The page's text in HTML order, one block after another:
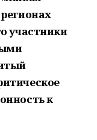
участники
к